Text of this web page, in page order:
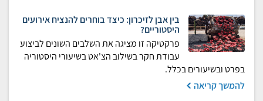
בין אבן לזיכרון: כיצד בוחרים להנציח אירועים
היסטוריים?
פרקטיקה זו מציגה את השלבים השונים לביצוע
עבודת חקר בשילוב הצ'אט בשיעורי היסטוריה
בפרט ובשיעורים בכלל.
להמשך קריאה